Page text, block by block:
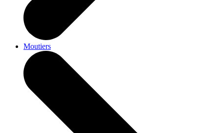
Moutiers